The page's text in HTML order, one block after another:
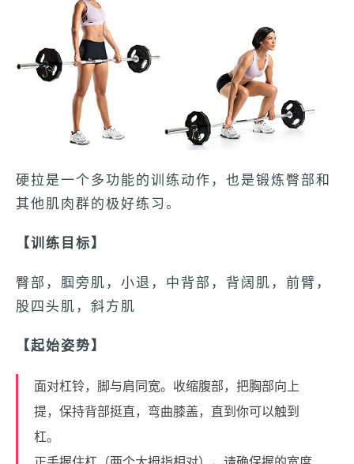
硬拉是一个多功能的训练动作，也是锻炼臀部和
其他肌肉群的极好练习。
【训练目标】
臀部，腘旁肌，小退，中背部，背阔肌，前臂，
股四头肌，斜方肌
【起始姿势】
面对杠铃，脚与肩同宽。收缩腹部，把胸部向上
提，保持背部挺直，弯曲膝盖，直到你可以触到
杠。